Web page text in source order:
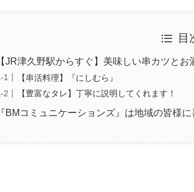
目
【JR津久野駅からすぐ】美味しい串カツとお
【串活料理】『にしむら』
【豊富なタレ】丁寧に説明してくれます！
『BMコミュニケーションズ』は地域の皆様